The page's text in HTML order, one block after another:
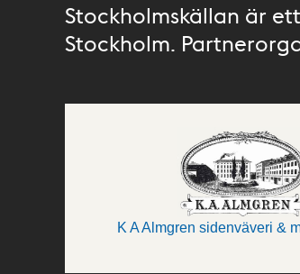
Stockholmskällan är
Stockholm.
K A Almgren sidenväveri &